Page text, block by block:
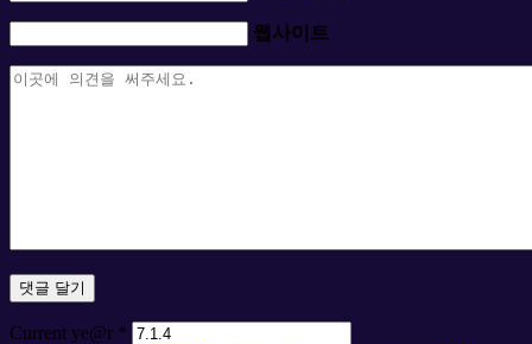
웹사이트
Current ye@r *